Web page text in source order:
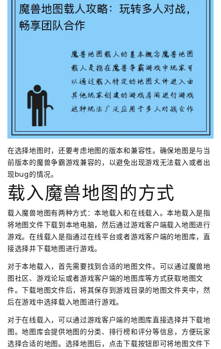
在选择地图时，还要考虑地图的版本和兼容性。确保地图是与当
前版本的魔兽争霸游戏兼容的，以避免出现游戏无法载入或者出
现bug的情况。
载入魔兽地图的方式
载入魔兽地图有两种方式：本地载入和在线载入。本地载入是指
将地图文件下载到本地电脑，然后通过游戏客户端载入地图进行
游戏。在线载入是指通过在线平台或者游戏客户端的地图库，直
接选择并下载地图进行游戏。
对于本地载入，首先需要找到合适的地图文件。可以通过魔兽地
图社区、游戏论坛或者游戏客户端的地图库等方式获取地图文
件。下载地图文件后，将其保存到游戏目录的地图文件夹中，然
后在游戏中选择载入地图进行游戏。
对于在线载入，可以通过游戏客户端的地图库直接选择并下载地
图。地图库会提供地图的分类、排行榜和评分等信息，方便玩家
选择合适的地图。选择地图后，点击下载按钮即可将地图文件下